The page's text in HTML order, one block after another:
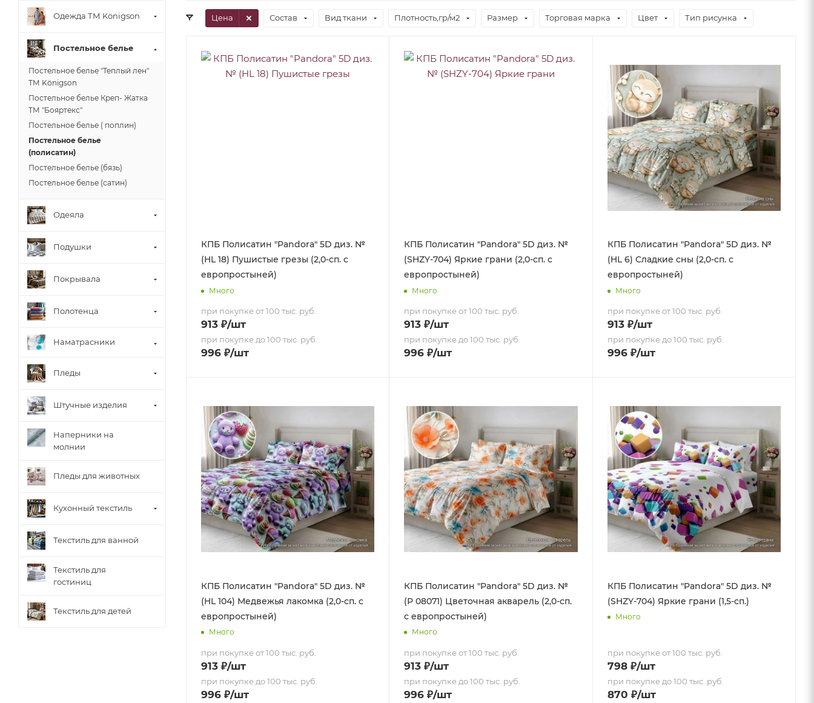
Цена Состав Вид ткани Плотность,гр/м2 Размер Торговая марка Цвет Тип рисунка
КПБ Полисатин "Pandora" 5D диз. №
(HL 18) Пушистые грезы (2,0-сп. с
европростыней)
Много
при покупке от 100 тыс. руб.
913 ₽/шт
при покупке до 100 тыс. руб.
996 ₽/шт
КПБ Полисатин "Pandora" 5D диз. №
(SHZY-704) Яркие грани (2,0-сп. с
европростыней)
Много
при покупке от 100 тыс. руб.
913 ₽/шт
при покупке до 100 тыс. руб.
996 ₽/шт
КПБ Полисатин "Pandora" 5D диз. №
(HL 6) Сладкие сны (2,0-сп. с
европростыней)
Много
при покупке от 100 тыс. руб.
913₽/шт
при покупке до 100 тыс. руб.
996₽/шт
КПБ Полисатин "Pandora" 5D диз. №
(HL 104) Медвежья лакомка (2,0-сп. с
европростыней)
Много
при покупке от 100 тыс. руб.
913 ₽/шт
при покупке до 100 тыс. руб.
996 ₽/шт
КПБ Полисатин "Pandora" 5D диз. №
(Р 08071) Цветочная акварель (2,0-сп.
с европростыней)
Много
при покупке от 100 тыс. руб.
913 ₽/шт
при покупке до 100 тыс. руб.
996 ₽/шт
КПБ Полисатин "Pandora" 5D диз. №
(SHZY-704) Яркие грани (1,5-сп.)
Много
при покупке от 100 тыс. руб.
798₽/шт
при покупке до 100 тыс. руб.
870 ₽/шт
Одежда ТМ Königson
Постельное белье
Постельное белье "Теплый лен"
ТМ Königson
Постельное белье Креп- Жатка
ТМ "Бояртекс"
Постельное белье ( поплин)
Постельное белье
(полисатин)
Постельное белье (бязь)
Постельное белье (сатин)
Одеяла
Подушки
Покрывала
Полотенца
Наматрасники
Пледы
Штучные изделия
Наперники на
молнии
Пледы для животных
Кухонный текстиль
Текстиль для ванной
Текстиль для
гостиниц
Текстиль для детей